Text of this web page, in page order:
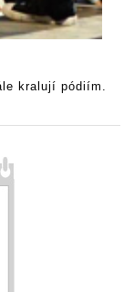
kralují pódiím.